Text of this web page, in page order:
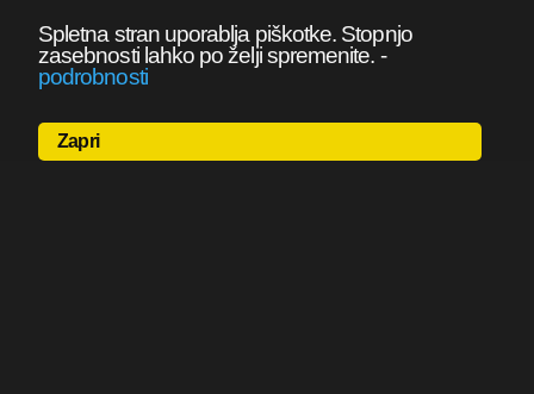
Spletna stran uporablja piškotke. Stopnjo
zasebnosti lahko po želji spremenite. -
podrobnosti
Zapri